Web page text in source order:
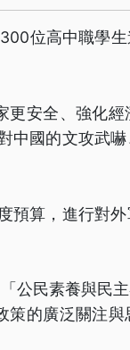
位高中職學
安全、強化
中國的文攻武
預算，進行對
公民素養與民
的廣泛關注